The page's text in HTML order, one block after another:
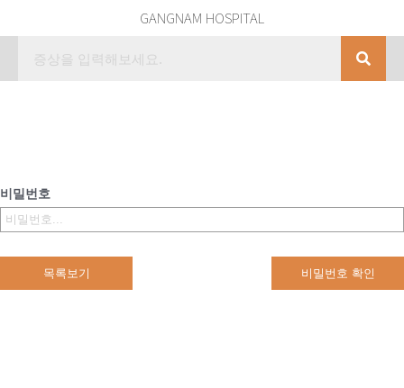
GANGNAM HOSPITAL
비밀번호
목록보기 비밀번호 확인